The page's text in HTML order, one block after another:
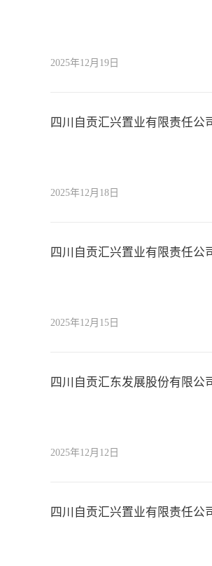
2025年12月19日
四川自贡汇兴置业有限责任公
2025年12月18日
四川自贡汇兴置业有限责任公
2025年12月15日
四川自贡汇东发展股份有限公
2025年12月12日
四川自贡汇兴置业有限责任公